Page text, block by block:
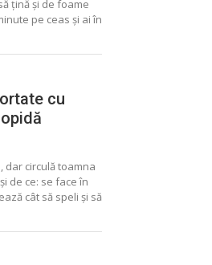
țină și de foame
pe ceas și ai în
cu
dar circulă toamna
de ce: se face în
cât să speli și să